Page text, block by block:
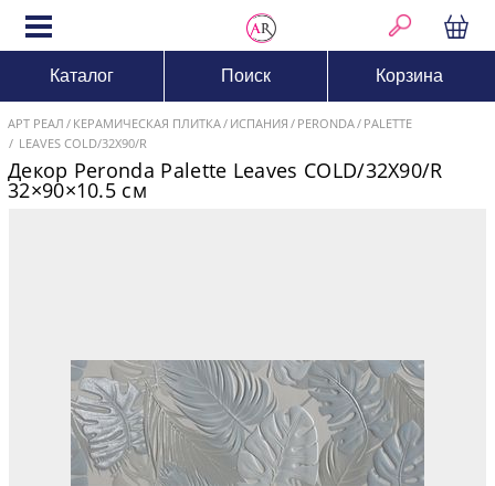
Каталог Поиск Корзина
АРТ РЕАЛ КЕРАМИЧЕСКАЯ ПЛИТКА ИСПАНИЯ PERONDA PALETTE
LEAVES COLD/32X90/R
Декор Peronda Palette Leaves COLD/32X90/R
32×90×10.5 см